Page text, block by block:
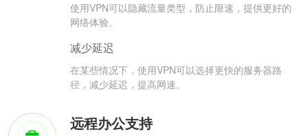
使用VPN可以隐藏流量类型，防止限速，提供更好的
网络体验。
减少延迟
在某些情况下，使用VPN可以选择更快的服务器路
径，减少延迟，提高网速。
远程办公支持